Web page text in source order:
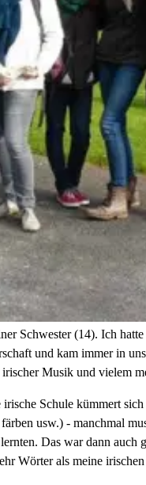
Schwester (14). Ich
und kam immer in
Musik und vielem
Schule kümmert
usw.) - manchmal
Das war dann auch
Wörter als meine